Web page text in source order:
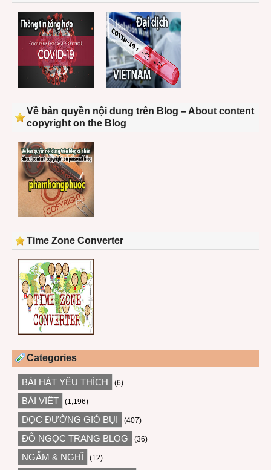
Về bản quyền nội dung trên Blog – About content
copyright on the Blog
Time Zone Converter
Categories
BÀI HÁT YÊU THÍCH (6)
BÀI VIẾT (1,196)
DỌC ĐƯỜNG GIÓ BỤI (407)
ĐỖ NGỌC TRANG BLOG (36)
NGẪM & NGHĨ (12)